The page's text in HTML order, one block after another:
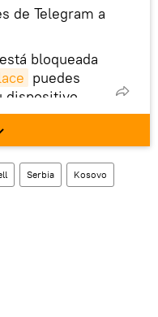
de Telegram a
bloqueada
puedes
dispositivo
en la red
Serbia Kosovo